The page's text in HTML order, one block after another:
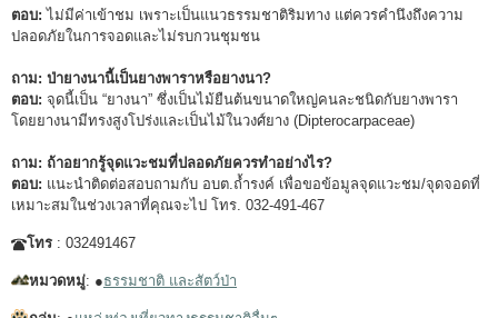
ตอบ: ไม่มีค่าเข้าชม เพราะเป็นแนวธรรมชาติริมทาง แต่ควรคำนึงถึงความ
ปลอดภัยในการจอดและไม่รบกวนชุมชน
ถาม: ป่ายางนานี้เป็นยางพาราหรือยางนา?
ตอบ: จุดนี้เป็น “ยางนา” ซึ่งเป็นไม้ยืนต้นขนาดใหญ่คนละชนิดกับยางพารา
โดยยางนามีทรงสูงโปร่งและเป็นไม้ในวงศ์ยาง (Dipterocarpaceae)
ถาม: ถ้าอยากรู้จุดแวะชมที่ปลอดภัยควรทำอย่างไร?
ตอบ: แนะนำติดต่อสอบถามกับ อบต.ถ้ำรงค์ เพื่อขอข้อมูลจุดแวะชม/จุดจอดที่
เหมาะสมในช่วงเวลาที่คุณจะไป โทร. 032-491-467
โทร : 032491467
หมวดหมู่: ●ธรรมชาติ และสัตว์ป่า